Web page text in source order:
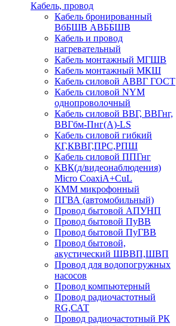
Кабель, провод
Кабель бронированный
ВбБШВ АВББШВ
Кабель и провод
нагревательный
Кабель монтажный МГШВ
Кабель монтажный МКШ
Кабель силовой АВВГ ГОСТ
Кабель силовой NYM
однопроволочный
Кабель силовой ВВГ, ВВГнг,
ВВГбм-Пнг(А)-LS
Кабель силовой гибкий
КГ,КВВГ,ПРС,РПШ
Кабель силовой ППГнг
КВК(д/видеонаблюдения)
Micro CoaxiA+CuL
КММ микрофонный
ПГВА (автомобильный)
Провод бытовой АПУНП
Провод бытовой ПуВВ
Провод бытовой ПуГВВ
Провод бытовой,
акустический ШВВП,ШВП
Провод для водопогружных
насосов
Провод компьютерный
Провод радиочастотный
RG,САТ
Провод радиочастотный РК